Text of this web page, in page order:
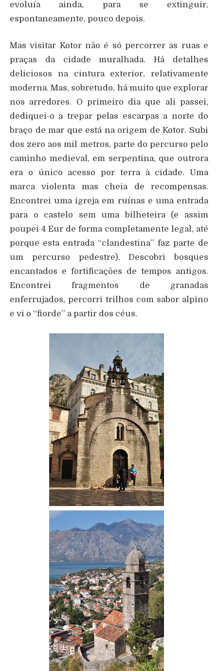
evoluía ainda, para se extinguir,
espontaneamente, pouco depois.
Mas visitar Kotor não é só percorrer as ruas e
praças da cidade muralhada. Há detalhes
deliciosos na cintura exterior, relativamente
moderna. Mas, sobretudo, há muito que explorar
nos arredores. O primeiro dia que ali passei,
dediquei-o a trepar pelas escarpas a norte do
braço de mar que está na origem de Kotor. Subi
dos zero aos mil metros, parte do percurso pelo
caminho medieval, em serpentina, que outrora
era o único acesso por terra à cidade. Uma
marca violenta mas cheia de recompensas.
Encontrei uma igreja em ruínas e uma entrada
para o castelo sem uma bilheteira (e assim
poupei 4 Eur de forma completamente legal, até
porque esta entrada “clandestina” faz parte de
um percurso pedestre). Descobri bosques
encantados e fortificações de tempos antigos.
Encontrei fragmentos de granadas
enferrujados, percorri trilhos com sabor alpino
e vi o “fiorde” a partir dos céus.